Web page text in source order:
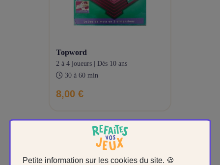
Petite information sur les cookies du site. 🍪
topword
2 à 4 joueurs | Dès 10 ans
30 à 60 min
8,00 €